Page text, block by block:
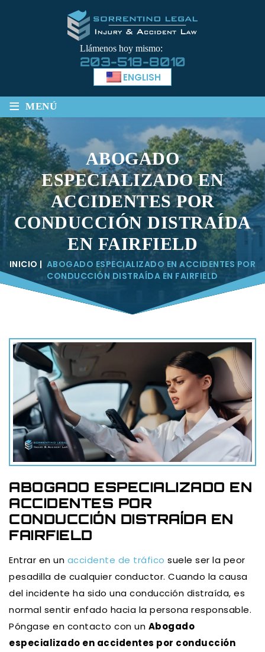
Llámenos hoy mismo:
203-518-8010
ENGLISH
≡ MENÚ
ABOGADO
ESPECIALIZADO EN
ACCIDENTES POR
CONDUCCIÓN DISTRAÍDA
EN FAIRFIELD
INICIO | ABOGADO ESPECIALIZADO EN ACCIDENTES POR
CONDUCCIÓN DISTRAÍDA EN FAIRFIELD
ABOGADO ESPECIALIZADO EN
ACCIDENTES POR
CONDUCCIÓN DISTRAÍDA EN
FAIRFIELD
Entrar en un accidente de tráfico suele ser la peor
pesadilla de cualquier conductor. Cuando la causa
del incidente ha sido una conducción distraída, es
normal sentir enfado hacia la persona responsable.
Póngase en contacto con un Abogado
especializado en accidentes por conducción